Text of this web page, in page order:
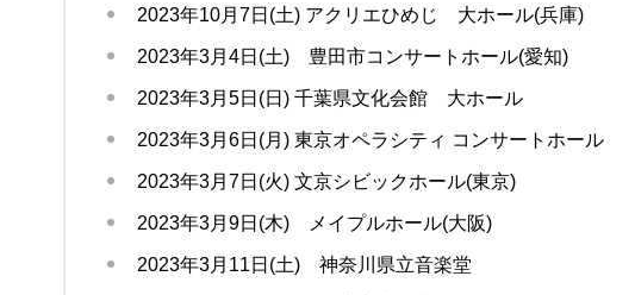
2023年10月7日(土) アクリエひめじ 大ホール(兵庫)
2023年3月4日(土) 豊田市コンサートホール(愛知)
2023年3月5日(日) 千葉県文化会館 大ホール
2023年3月6日(月) 東京オペラシティ コンサートホール
2023年3月7日(火) 文京シビックホール(東京)
2023年3月9日(木) メイプルホール(大阪)
2023年3月11日(土) 神奈川県立音楽堂